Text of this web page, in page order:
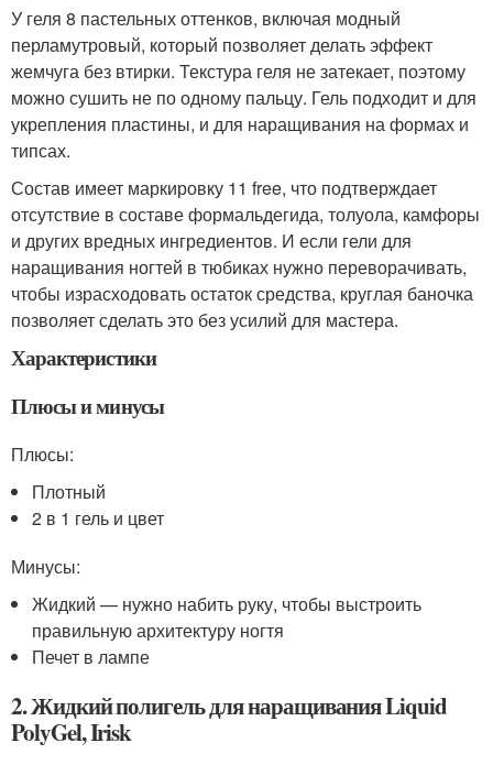
У геля 8 пастельных оттенков, включая модный
перламутровый, который позволяет делать эффект
жемчуга без втирки. Текстура геля не затекает, поэтому
можно сушить не по одному пальцу. Гель подходит и для
укрепления пластины, и для наращивания на формах и
типсах.
Состав имеет маркировку 11 free, что подтверждает
отсутствие в составе формальдегида, толуола, камфоры
и других вредных ингредиентов. И если гели для
наращивания ногтей в тюбиках нужно переворачивать,
чтобы израсходовать остаток средства, круглая баночка
позволяет сделать это без усилий для мастера.
Характеристики
Плюсы и минусы
Плюсы:
Плотный
2 в 1 гель и цвет
Минусы:
Жидкий — нужно набить руку, чтобы выстроить
правильную архитектуру ногтя
Печет в лампе
2. Жидкий полигель для наращивания Liquid
PolyGel, Irisk